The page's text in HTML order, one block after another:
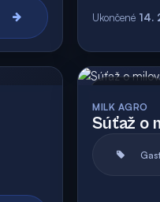
Ukončené 14.
MILK AGRO
Súťaž o